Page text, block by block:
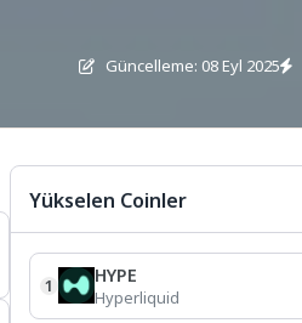
Güncelleme: 08 Eyl 2025
Yükselen Coinler
1 HYPE
Hyperliquid